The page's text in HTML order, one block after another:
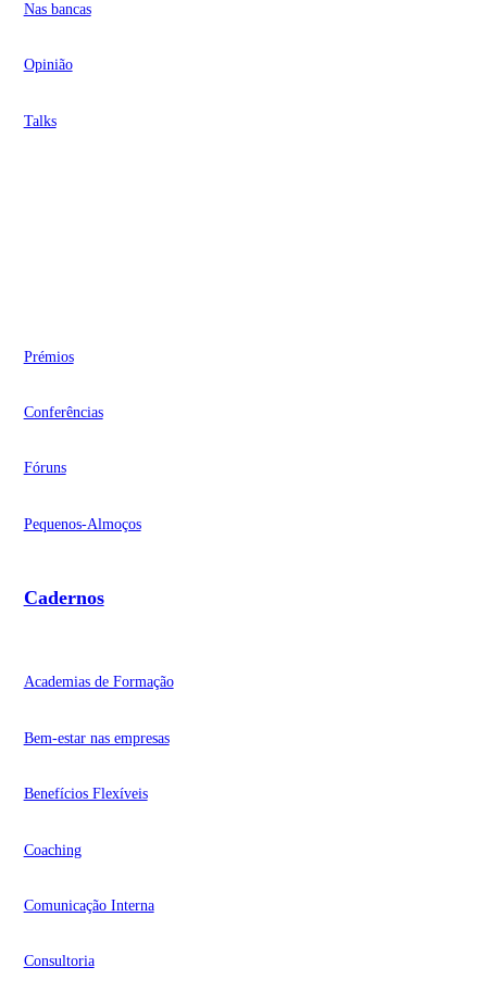
Nas bancas
Opinião
Talks
Prémios
Conferências
Fóruns
Pequenos-Almoços
Cadernos
Academias de Formação
Bem-estar nas empresas
Benefícios Flexíveis
Coaching
Comunicação Interna
Consultoria